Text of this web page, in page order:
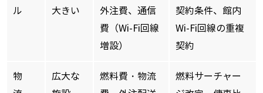
ル
大きい
外注費、通信
費（Wi-Fi回線
増設）
契約条件、館内
Wi-Fi回線の重複
契約
物
広大な
燃料費・物流
燃料サーチャー